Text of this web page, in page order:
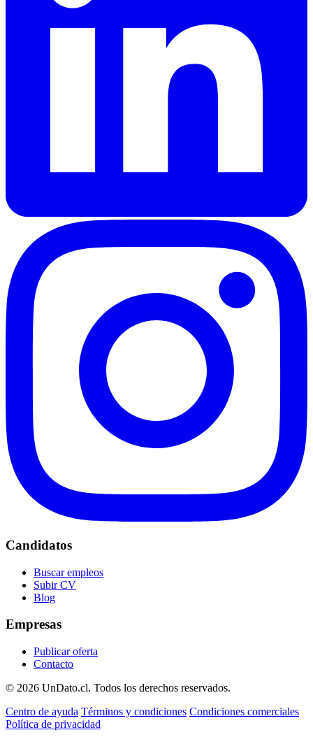
Candidatos
Buscar empleos
Subir CV
Blog
Empresas
Publicar oferta
Contacto
© 2026 UnDato.cl. Todos los derechos reservados.
Centro de ayuda Términos y condiciones Condiciones comerciales
Política de privacidad